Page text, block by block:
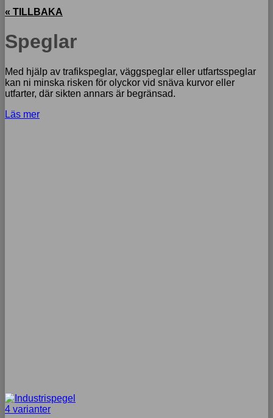
« TILLBAKA
Speglar
Med hjälp av trafikspeglar, väggspeglar eller utfartsspeglar
kan ni minska risken för olyckor vid snäva kurvor eller
utfarter, där sikten annars är begränsad.
Läs mer
4 varianter